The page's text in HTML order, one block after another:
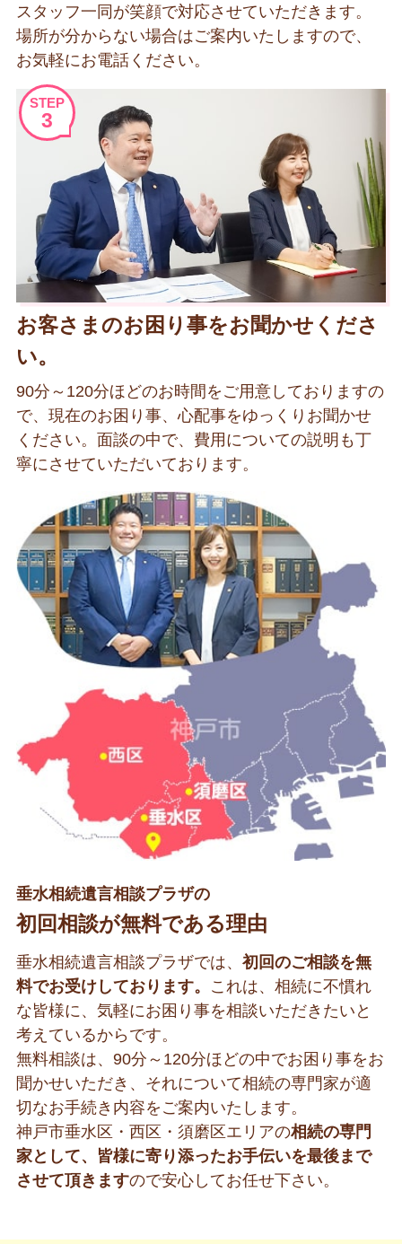
スタッフ一同が笑顔で対応させていただきます。
場所が分からない場合はご案内いたしますので、
お気軽にお電話ください。
STEP
3
お客さまのお困り事をお聞かせくださ
い。
90分～120分ほどのお時間をご用意しておりますの
で、現在のお困り事、心配事をゆっくりお聞かせ
ください。面談の中で、費用についての説明も丁
寧にさせていただいております。
垂水相続遺言相談プラザの
初回相談が無料である理由
垂水相続遺言相談プラザでは、 初回のご相談を無
料でお受けしております。
これは、相続に不慣れ
な皆様に、気軽にお困り事を相談いただきたいと
考えているからです。
無料相談は、90分～120分ほどの中でお困り事をお
聞かせいただき、それについて相続の専門家が適
切なお手続き内容をご案内いたします。
神戸市垂水区・西区・須磨区エリアの相続の専門
家として、皆様に寄り添ったお手伝いを最後まで
させて頂きますので安心してお任せ下さい。